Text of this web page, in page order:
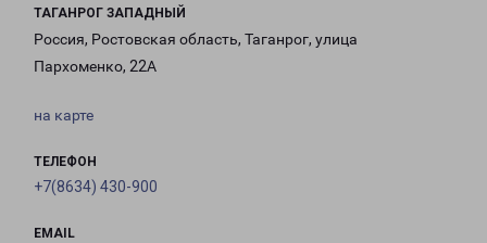
ТАГАНРОГ ЗАПАДНЫЙ
Россия, Ростовская область, Таганрог, улица
Пархоменко, 22А
на карте
ТЕЛЕФОН
+7(8634) 430-900
EMAIL